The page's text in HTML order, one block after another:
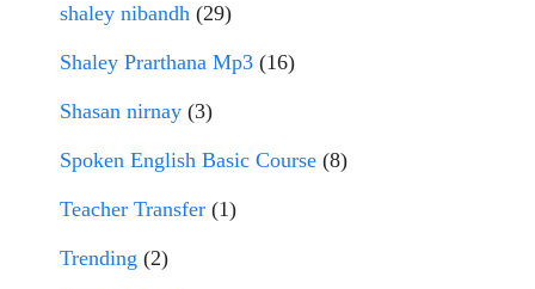
shaley nibandh (29)
Shaley Prarthana Mp3 (16)
Shasan nirnay (3)
Spoken English Basic Course (8)
Teacher Transfer (1)
Trending (2)